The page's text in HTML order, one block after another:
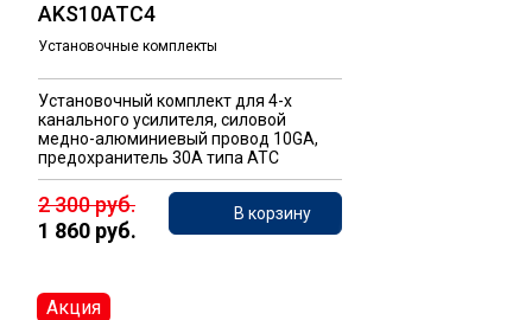
AKS10ATC4
Установочные комплекты
Установочный комплект для 4-х
канального усилителя, силовой
медно-алюминиевый провод 10GA,
предохранитель 30А типа ATC
2 300 руб.
1 860 руб.
В корзину
Акция